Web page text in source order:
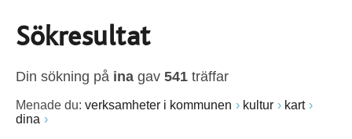
Sökresultat
Din sökning på ina gav 541 träffar
Menade du: verksamheter i kommunen kultur
kart
dina